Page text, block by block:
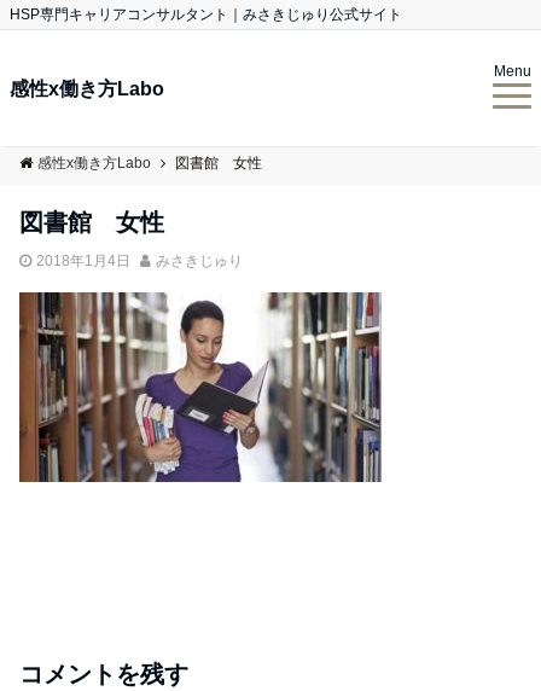
HSP専門キャリアコンサルタント｜みさきじゅり公式サイト
感性x働き方Labo
Menu
感性x働き方Labo 図書館 女性
図書館 女性
2018年1月4日 みさきじゅり
コメントを残す